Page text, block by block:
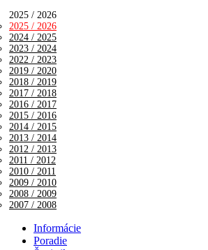
2025 / 2026
2025 / 2026
2024 / 2025
2023 / 2024
2022 / 2023
2019 / 2020
2018 / 2019
2017 / 2018
2016 / 2017
2015 / 2016
2014 / 2015
2013 / 2014
2012 / 2013
2011 / 2012
2010 / 2011
2009 / 2010
2008 / 2009
2007 / 2008
Informácie
Poradie